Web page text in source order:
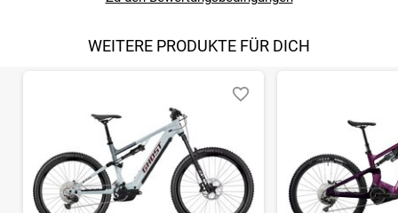
WEITERE PRODUKTE FÜR DICH